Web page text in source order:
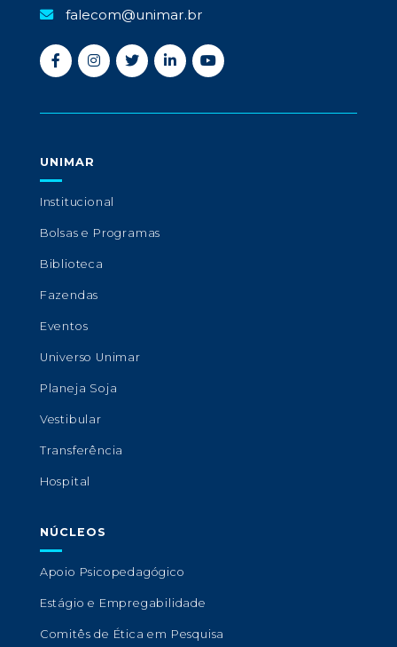
falecom@unimar.br
UNIMAR
Institucional
Bolsas e Programas
Biblioteca
Fazendas
Eventos
Universo Unimar
Planeja Soja
Vestibular
Transferência
Hospital
NÚCLEOS
Apoio Psicopedagógico
Estágio e Empregabilidade
Comitês de Ética em Pesquisa